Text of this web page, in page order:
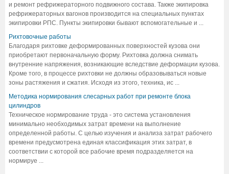
и ремонт рефрижераторного подвижного состава. Также экипировка
рефрижераторных вагонов производится на специальных пунктах
экипировки РПС. Пункты экипировки бывают вспомогательные и ...
Рихтовочные работы
Благодаря рихтовке деформированных поверхностей кузова они
приобретают первоначальную форму. Рихтовка должна снимать
внутренние напряжения, возникающие вследствие деформации кузова.
Кроме того, в процессе рихтовки не должны образовываться новые
зоны растяжения и сжатия. Исходя из этого, техника, ис ...
Методика нормирования слесарных работ при ремонте блока
цилиндров
Техническое нормирование труда - это система установления
минимально необходимых затрат времени на выполнение
определенной работы. С целью изучения и анализа затрат рабочего
времени предусмотрена единая классификация этих затрат, в
соответствии с которой все рабочие время подразделяется на
нормируе ...